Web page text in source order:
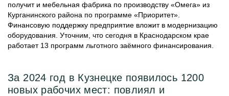
получит и мебельная фабрика по производству «Омега» из
Курганинского района по программе «Приоритет».
Финансовую поддержку предприятие вложит в модернизацию
оборудования. Уточним, что сегодня в Краснодарском крае
работает 13 программ льготного заёмного финансирования.
За 2024 год в Кузнецке появилось 1200
новых рабочих мест: повлиял и